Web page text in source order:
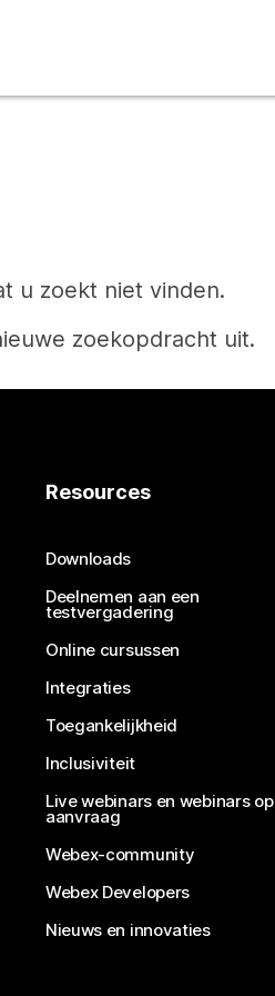
u zoekt niet vinden.
zoekopdracht uit.
nodig?Resources
Downloads
Deelnemen aan een
testvergadering
Online cursussen
Integraties
Toegankelijkheid
Inclusiviteit
Live webinars en webinars op
aanvraag
Webex-community
Webex Developers
Nieuws en innovaties